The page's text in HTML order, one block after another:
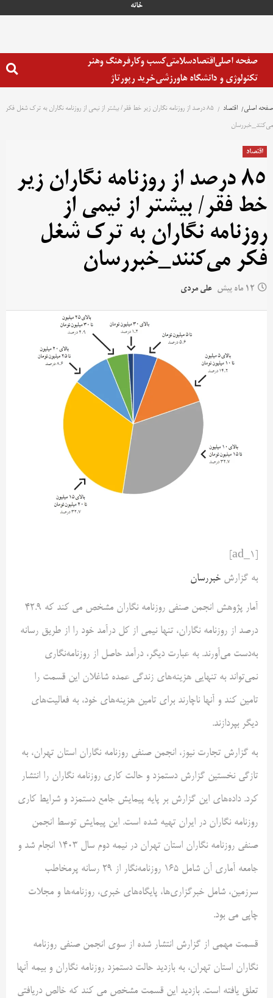
خانه
صفحه اصلیاقتصادسلامتیکسب وکارفرهنگ وهنر
تکنولوژی و دانشگاه هاورزشیخرید رپورتاژ
صفحه اصلی اقتصاد
85 درصد از روزنامه نگاران زیر خط فقر/ بیشتر از نیمی از روزنامه نگاران به ترک شغل فکر
می‌کنند_خبررسان
اقتصاد
85 درصد از روزنامه نگاران زیر
خط فقر/ بیشتر از نیمی از
روزنامه نگاران به ترک شغل
فکر می‌کنند_خبررسان
12 ماه پیش علی مردی
به گزارش خبررسان
آمار پژوهش انجمن صنفی روزنامه نگاران مشخص می کند که 42.9
درصد از روزنامه نگاران، تنها نیمی از کل درآمد خود را از طریق رسانه
به‌دست می‌آورند. به عبارت دیگر، درآمد حاصل از روزنامه‌نگاری
نمی‌تواند به تنهایی هزینه‌های زندگی عمده شاغلان این قسمت را
تامین کند و آنها ناچارند برای تامین هزینه‌های خود، به فعالیت‌های
دیگر بپردازند.
به گزارش تجارت نیوز، انجمن صنفی روزنامه نگاران استان تهران، به
تازگی نخستین گزارش دستمزد و حالت کاری روزنامه نگاران را انتشار
کرد. داده‌های این گزارش بر پایه پیمایش جامع دستمزد و شرایط کاری
روزنامه نگاران در ایران تهیه شده است. این پیمایش توسط انجمن
صنفی روزنامه نگاران استان تهران در نیمه دوم سال ۱۴۰۳ انجام شد و
جامعه آماری آن شامل ۱۶۵ روزنامه‌نگار از ۲۹ رسانه پرمخاطب
سرزمین، شامل خبرگزاری‌ها، پایگاه‌های خبری، روزنامه‌ها و مجلات
چاپی می بود.
قسمت مهمی از گزارش انتشار شده از سوی انجمن صنفی روزنامه
نگاران استان تهران، به بازدید حالت دستمزد روزنامه نگاران و بیمه آنها
تعلق یافته است. بازدید این قسمت مشخص می کند که خالص دریافتی